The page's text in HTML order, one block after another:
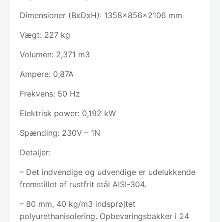
Dimensioner (BxDxH): 1358x856x2106 mm
Vægt: 227 kg
Volumen: 2,371 m3
Ampere: 0,87A
Frekvens: 50 Hz
Elektrisk power: 0,192 kW
Spænding: 230V – 1N
Detaljer:
– Det indvendige og udvendige er udelukkende
fremstillet af rustfrit stål AISI-304.
– 80 mm, 40 kg/m3 indsprøjtet
polyurethanisolering. Opbevaringsbakker i 24